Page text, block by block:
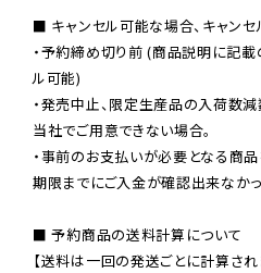
■ キャンセル可能な場合、キャン
・予約締め切り前 (商品説明に記
ル可能)
・発売中止、限定生産品の入荷数
当社でご用意できない場合。
・事前のお支払いが必要となる商
期限までにご入金が確認出来なかっ
■ 予約商品の送料計算について
【送料は一回の発送ごとに計算され